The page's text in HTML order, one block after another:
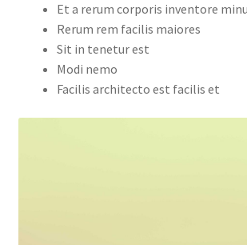
Et a rerum corporis inventore
Rerum rem facilis maiores
Sit in tenetur est
Modi nemo
Facilis architecto est facilis et